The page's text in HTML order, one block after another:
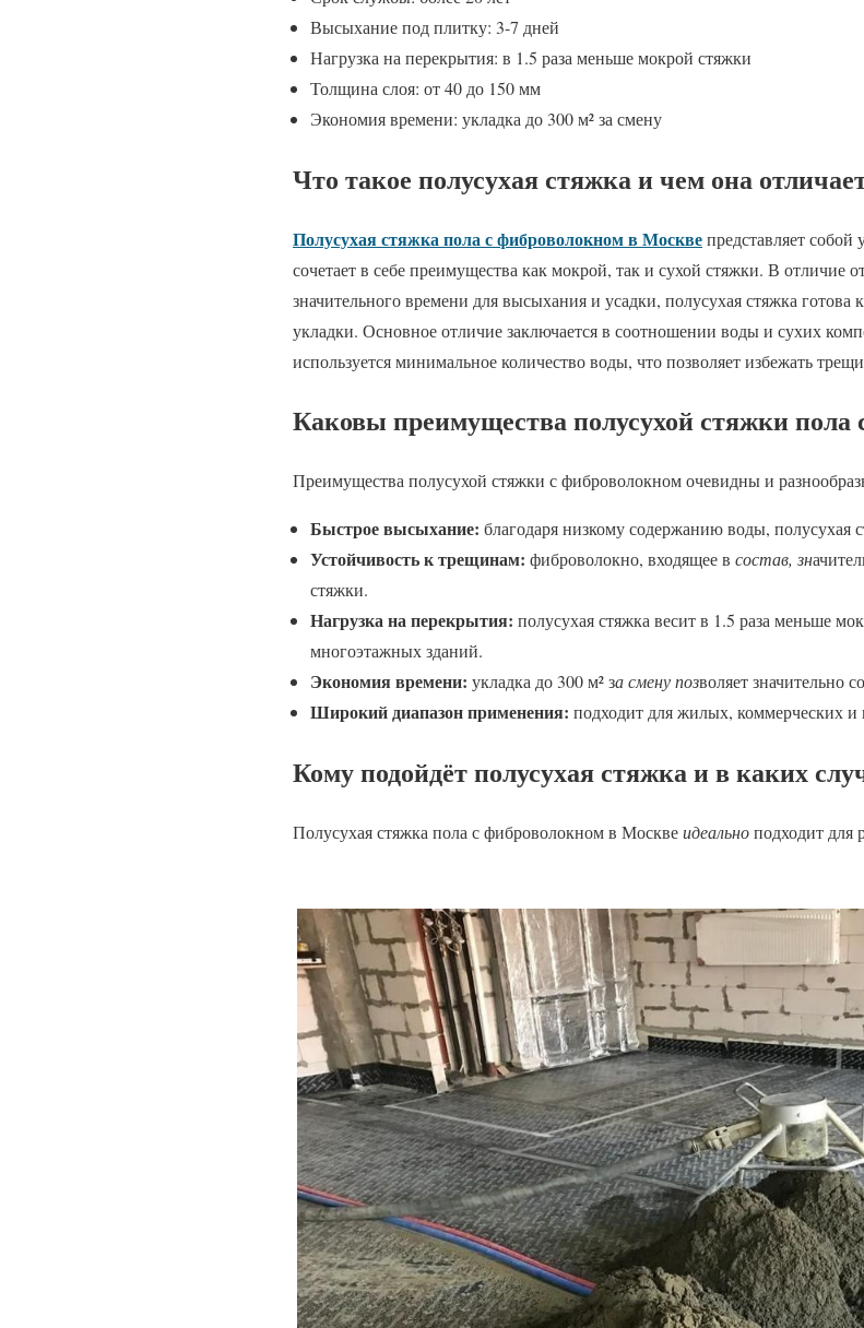
Высыхание под плитку: 3-7 дней
Нагрузка на перекрытия: в 1.5 раза меньше мокрой стяжки
Толщина слоя: от 40 до 150 мм
Экономия времени: укладка до 300 м² за смену
Что такое полусухая стяжка и чем она
Полусухая стяжка пола с фиброволокном в Москвепредставляет
сочетает в себе преимущества как мокрой, так и сухой стяжки. В отличие
значительного времени для высыхания и усадки, полусухая стяжка готова
укладки. Основное отличие заключается в соотношении воды и сухих
используется минимальное количество воды, что позволяет избежать
Каковы преимущества полусухой стяжки пола
Преимущества полусухой стяжки с фиброволокном очевидны и
Быстрое высыхание: благодаря низкому содержанию воды, полусухая
Устойчивость к трещинам: фиброволокно, входящее в состав, зн
стяжки.
Нагрузка на перекрытия: полусухая стяжка весит в 1.5 раза меньше
многоэтажных зданий.
Экономия времени: укладка до 300 м² за смену позволяет значительно
Широкий диапазон применения: подходит для жилых, коммерческих
Кому подойдёт полусухая стяжка и в каких
Полусухая стяжка пола с фиброволокном в Москвеидеальноподходит для